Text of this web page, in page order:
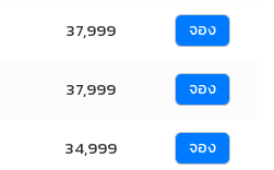
37,999 จอง
37,999 จอง
34,999 จอง